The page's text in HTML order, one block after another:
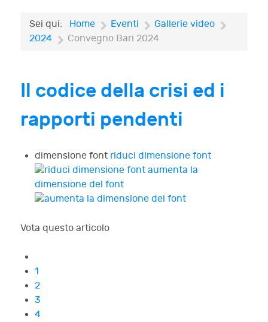
Sei qui: Home Eventi
Gallerie video
2024
Convegno Bari 2024
Il codice della crisi ed i
rapporti pendenti
dimensione font riduci dimensione font
aumenta la
dimensione del font
Vota questo articolo
1
2
3
4